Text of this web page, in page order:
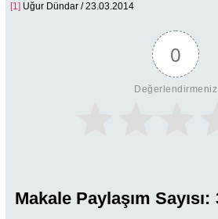
[1] Uğur Dündar / 23.03.2014
0
Değerlendirmeniz
Makale Paylaşım Sayısı: